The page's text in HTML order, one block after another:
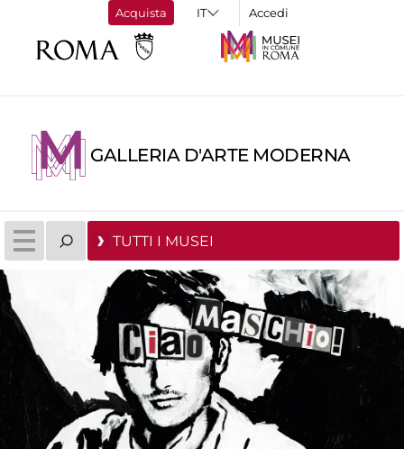
Acquista Accedi
GALLERIA D'ARTE MODERNA
TUTTI I MUSEI